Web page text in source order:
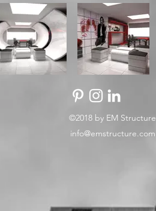
©2018 by EM Structure
info@emstructure.com